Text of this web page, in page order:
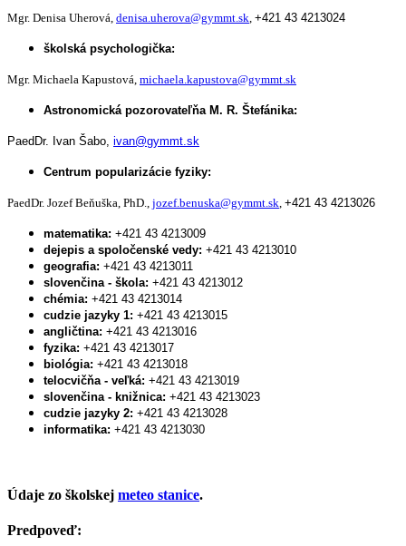
Mgr. Denisa Uherová, denisa.uherova@gymmt.sk +421 43 4213024
školská psychologička:
Mgr. Michaela Kapustová, michaela.kapustova@gymmt.sk
Astronomická pozorovateľňa M. R. Štefánika:
PaedDr. Ivan Šabo, ivan@gymmt.sk
Centrum popularizácie fyziky:
PaedDr. Jozef Beňuška, PhD., jozef.benuska@gymmt.sk +421 43 4213026
matematika: +421 43 4213009
dejepis a spoločenské vedy: +421 43 4213010
geografia: +421 43 4213011
slovenčina - škola: +421 43 4213012
chémia: +421 43 4213014
cudzie jazyky 1: +421 43 4213015
angličtina: +421 43 4213016
fyzika: +421 43 4213017
biológia: +421 43 4213018
telocvičňa - veľká: +421 43 4213019
slovenčina - knižnica: +421 43 4213023
cudzie jazyky 2: +421 43 4213028
informatika: +421 43 4213030
Údaje zo školskej meteo stanice.
Predpoveď: